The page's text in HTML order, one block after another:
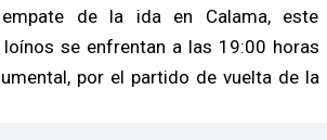
de la ida en Calama, este
se enfrentan a las 19:00 horas
por el partido de vuelta de la